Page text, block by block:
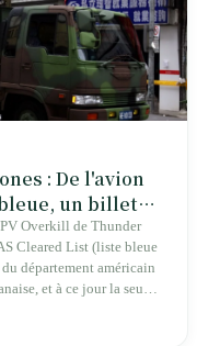
: De l'avion
un billet
Overkill de Thunder
Cleared List (liste bleue
département américain
et à ce jour la seule.
composants de cette